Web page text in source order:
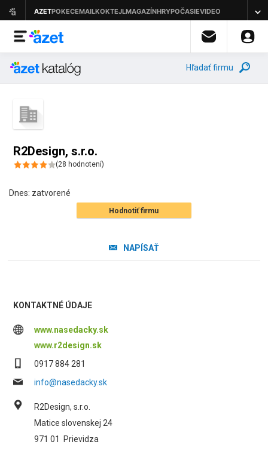
Hľadať firmu
R2Design, s.r.o.
(28 hodnotení)
Dnes: zatvorené
Hodnotiť firmu
NAPÍSAŤ
KONTAKTNÉ ÚDAJE
www.nasedacky.sk
www.r2design.sk
0917 884 281
info@nasedacky.sk
R2Design, s.r.o.
Matice slovenskej 24
971 01
Prievidza